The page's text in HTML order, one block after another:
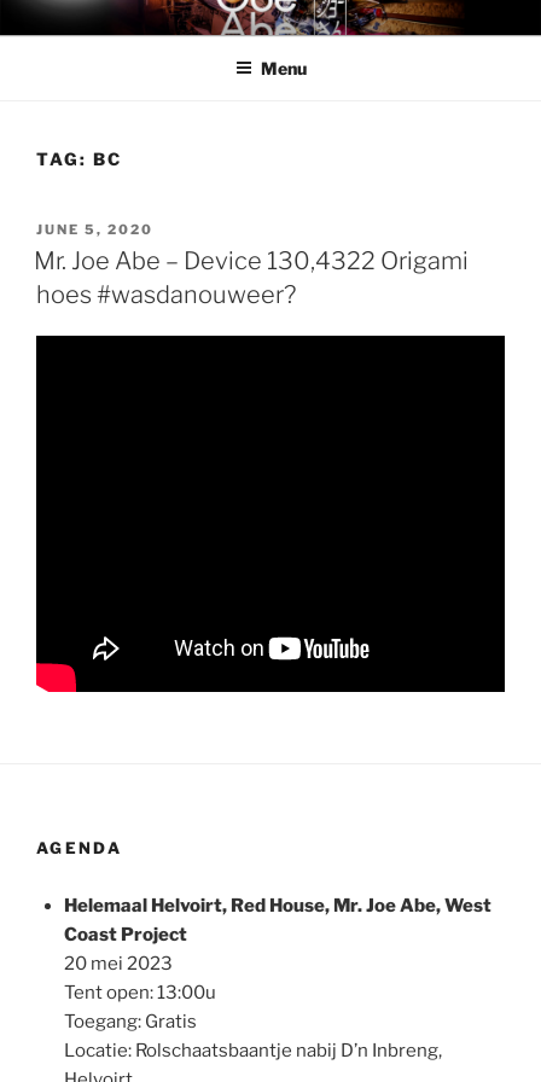
Skip
to
MR. JOE ABE
Mr. Joe Abe – official band website
Menu
TAG: BC
POSTED
ON
JUNE 5, 2020
Mr. Joe Abe – Device 130,4322 Origami
hoes #wasdanouweer?
AGENDA
Helemaal Helvoirt, Red House, Mr. Joe Abe, West
Coast Project
20 mei 2023
Tent open: 13:00u
Toegang: Gratis
Locatie: Rolschaatsbaantje nabij D’n Inbreng,